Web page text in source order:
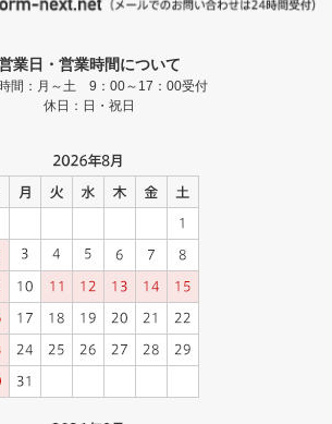
業日・営業時間について
間：月～土 9：00～17：00受付
休日：日・祝日